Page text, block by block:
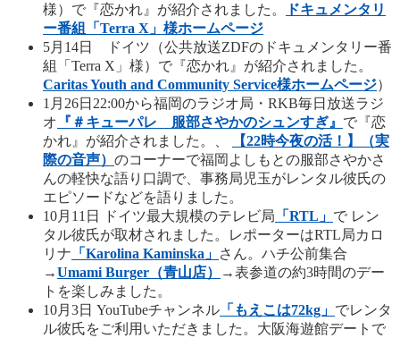
様）で『恋かれ』が紹介されました。
ドキュメンタリ
ー番組「Terra X」様ホームページ
5月14日 ドイツ（公共放送ZDFのドキュメンタリー番
組「Terra X」様）で『恋かれ』が紹介されました。
Caritas Youth and Community Service様ホームページ）
1月26日22:00から福岡のラジオ局・RKB毎日放送ラジ
オ 『＃キューパレ 服部さやかのシュンすぎ』 で『恋
かれ』が紹介されました。、
【22時今夜の活！】（実
際の音声） のコーナーで福岡よしもとの服部さやかさ
んの軽快な語り口調で、事務局児玉がレンタル彼氏の
エピソードなどを語りました。
10月11日 ドイツ最大規模のテレビ局 「RTL」 で レン
タル彼氏が取材されました。レポーターはRTL局カロ
リナ 「Karolina Kaminska」 さん。ハチ公前集合
→Umami Burger（青山店）
→表参道の約3時間のデー
トを楽しみました。
10月3日 YouTubeチャンネル 「もえこは72kg」 でレンタ
ル彼氏をご利用いただきました。大阪海遊館デートで